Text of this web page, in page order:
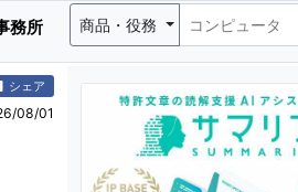
務所 商品・役務
シェア
08/01